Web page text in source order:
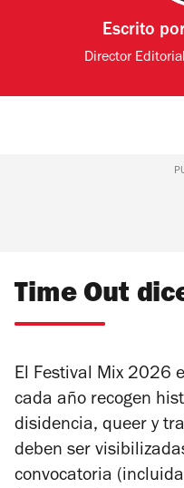
Escrito
Director
Time Out
El Festival Mix 2026
cada año recogen
disidencia, queer y
deben ser
convocatoria